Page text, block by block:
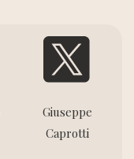
Giuseppe
Caprotti